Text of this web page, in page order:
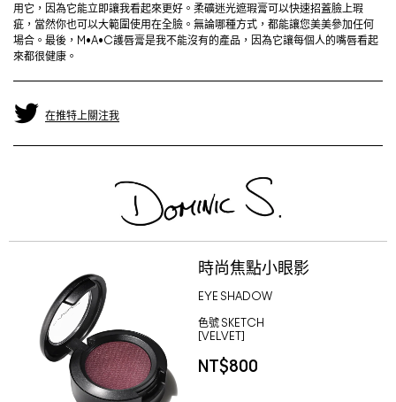
用它，因為它能立即讓我看起來更好。柔礦迷光遮瑕膏可以快速招蓋臉上瑕
疵，當然你也可以大範圍使用在全臉。無論哪種方式，都能讓您美美參加任何
場合。最後，M•A•C護唇膏是我不能沒有的產品，因為它讓每個人的嘴唇看起
來都很健康。
在推特上關注我
時尚焦點小眼影
EYE SHADOW
色號 SKETCH
[VELVET]
NT$800